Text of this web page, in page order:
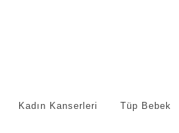
Kadın Kanserleri Tüp Bebek